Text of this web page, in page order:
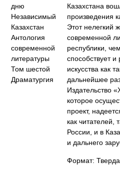
Казахстана
произведения
Этот нелегкий
современной
республики,
способствует и
искусства как
дальнейшее
Издательство
которое
проект,
как читателей,
России, и в
и дальнего
Формат: